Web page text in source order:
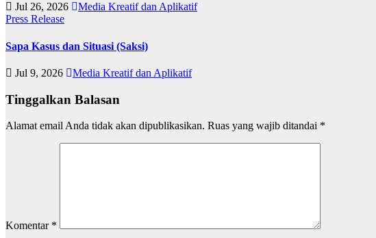
Jul 26, 2026
Media Kreatif dan Aplikatif
Press Release
Sapa Kasus dan Situasi (Saksi)
Jul 9, 2026 Media Kreatif dan Aplikatif
Tinggalkan Balasan
Alamat email Anda tidak akan dipublikasikan. Ruas yang wajib ditandai *
Komentar *